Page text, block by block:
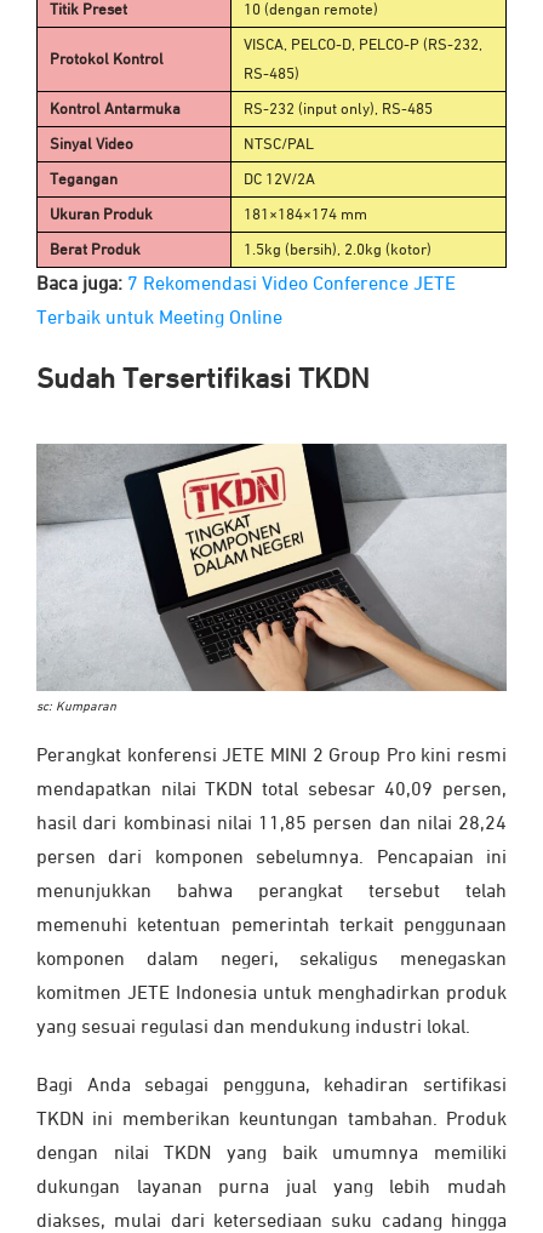
Titik Preset 10 (dengan remote)
Protokol Kontrol
VISCA, PELCO-D, PELCO-P (RS-232,
RS-485)
Kontrol Antarmuka RS-232 (input only), RS-485
Sinyal Video NTSC/PAL
Tegangan DC 12V/2A
Ukuran Produk 181×184×174 mm
Berat Produk 1.5kg (bersih), 2.0kg (kotor)
Baca juga: 7 Rekomendasi Video Conference JETE
Terbaik untuk Meeting Online
Sudah Tersertifikasi TKDN
sc: Kumparan
Perangkat konferensi JETE MINI 2 Group Pro kini resmi
mendapatkan nilai TKDN total sebesar 40,09 persen,
hasil dari kombinasi nilai 11,85 persen dan nilai 28,24
persen dari komponen sebelumnya. Pencapaian ini
menunjukkan bahwa perangkat tersebut telah
memenuhi ketentuan pemerintah terkait penggunaan
komponen dalam negeri, sekaligus menegaskan
komitmen JETE Indonesia untuk menghadirkan produk
yang sesuai regulasi dan mendukung industri lokal.
Bagi Anda sebagai pengguna, kehadiran sertifikasi
TKDN ini memberikan keuntungan tambahan. Produk
dengan nilai TKDN yang baik umumnya memiliki
dukungan layanan purna jual yang lebih mudah
diakses, mulai dari ketersediaan suku cadang hingga